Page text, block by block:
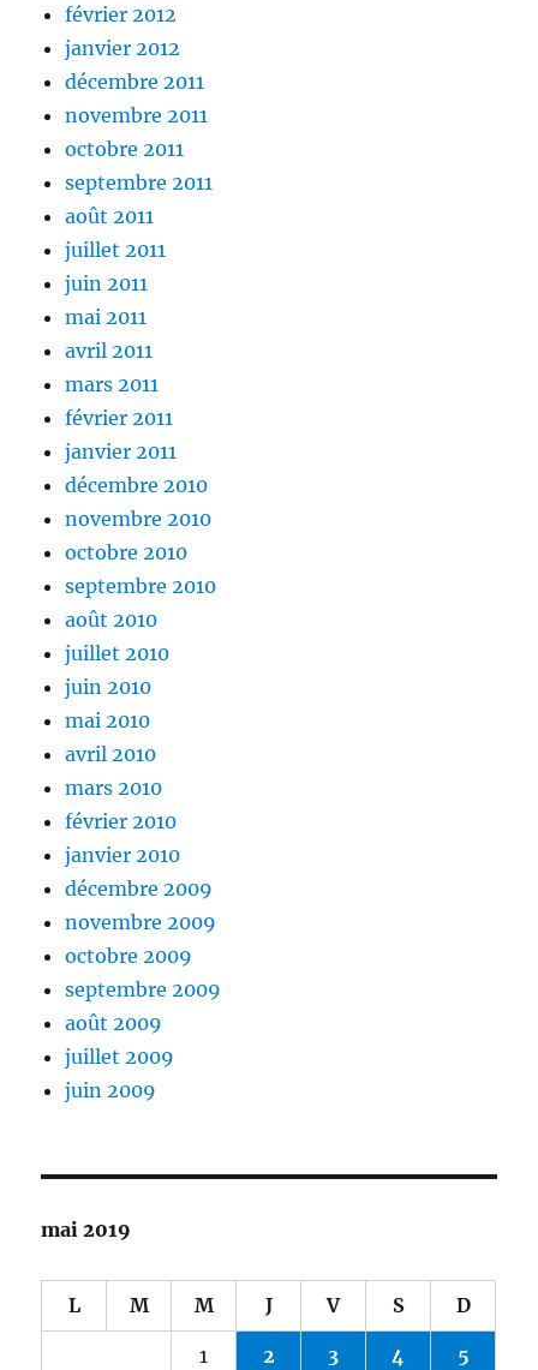
février 2012
janvier 2012
décembre 2011
novembre 2011
octobre 2011
septembre 2011
août 2011
juillet 2011
juin 2011
mai 2011
avril 2011
mars 2011
février 2011
janvier 2011
décembre 2010
novembre 2010
octobre 2010
septembre 2010
août 2010
juillet 2010
juin 2010
mai 2010
avril 2010
mars 2010
février 2010
janvier 2010
décembre 2009
novembre 2009
octobre 2009
septembre 2009
août 2009
juillet 2009
juin 2009
mai 2019
L M M J V S D
1 2 3 4 5